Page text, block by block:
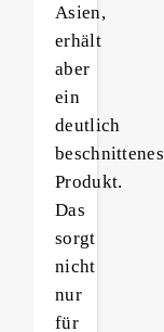
Asien,
erhält
aber
ein
deutlich
beschnittenes
Produkt.
Das
sorgt
nicht
nur
für